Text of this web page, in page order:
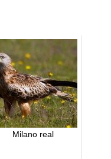
Milano real